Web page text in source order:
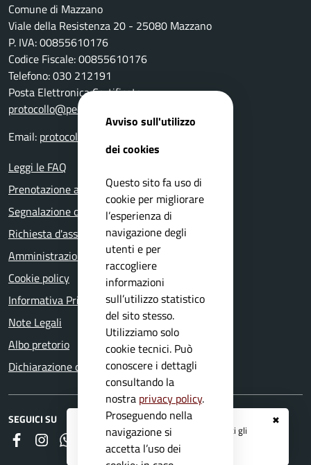
✖
Registrati ai serviziAPP IO
e ricevi tutti gli
aggiornamenti dall'Ente
Comune di Mazzano
Viale della Resistenza 20 - 25080 Mazzano
P. IVA: 00855610176
Codice Fiscale: 00855610176
Telefono: 030 212191
Posta Elettronica Certificata:
protocollo@pec.comune.mazzano.bs.it
Email: protocollo@comune.mazzano.bs.it
Leggi le FAQ
Prenotazione appuntamento
Segnalazione disservizio
Richiesta d'assistenza
Amministrazione trasparente
Cookie policy
Informativa Privacy
Note Legali
Albo pretorio
Dichiarazione di accessibilità
SEGUICI SU
FaceboookInstagramWhatsapp
RSS
Avviso sull'utilizzo
dei cookies
Questo sito fa uso di
cookie per migliorare
l’esperienza di
navigazione degli
utenti e per
raccogliere
informazioni
sull’utilizzo statistico
del sito stesso.
Utilizziamo solo
cookie tecnici. Può
conoscere i dettagli
consultando la
nostra privacy policy.
Proseguendo nella
navigazione si
accetta l’uso dei